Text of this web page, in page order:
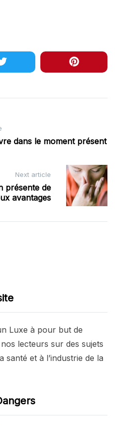
dans le moment présent
Next article
présente de
avantages
Luxe à pour but de
lecteurs sur des sujets
et à l’industrie de la